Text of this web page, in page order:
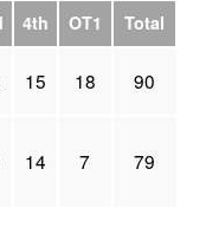
4th OT1 Total
15 18 90
14 7 79